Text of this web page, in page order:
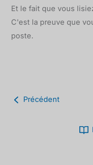
Et le fait que vous
C'est la preuve que
poste.
Précédent